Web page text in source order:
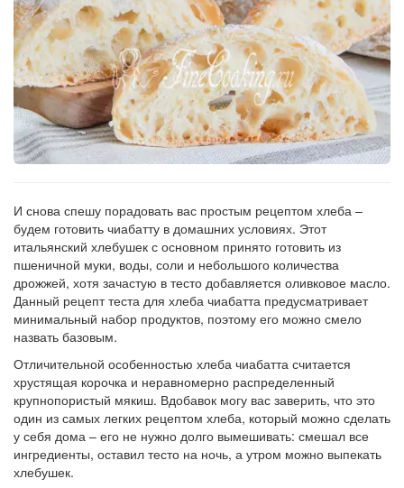
И снова спешу порадовать вас простым рецептом хлеба –
будем готовить чиабатту в домашних условиях. Этот
итальянский хлебушек с основном принято готовить из
пшеничной муки, воды, соли и небольшого количества
дрожжей, хотя зачастую в тесто добавляется оливковое масло.
Данный рецепт теста для хлеба чиабатта предусматривает
минимальный набор продуктов, поэтому его можно смело
назвать базовым.
Отличительной особенностью хлеба чиабатта считается
хрустящая корочка и неравномерно распределенный
крупнопористый мякиш. Вдобавок могу вас заверить, что это
один из самых легких рецептом хлеба, который можно сделать
у себя дома – его не нужно долго вымешивать: смешал все
ингредиенты, оставил тесто на ночь, а утром можно выпекать
хлебушек.